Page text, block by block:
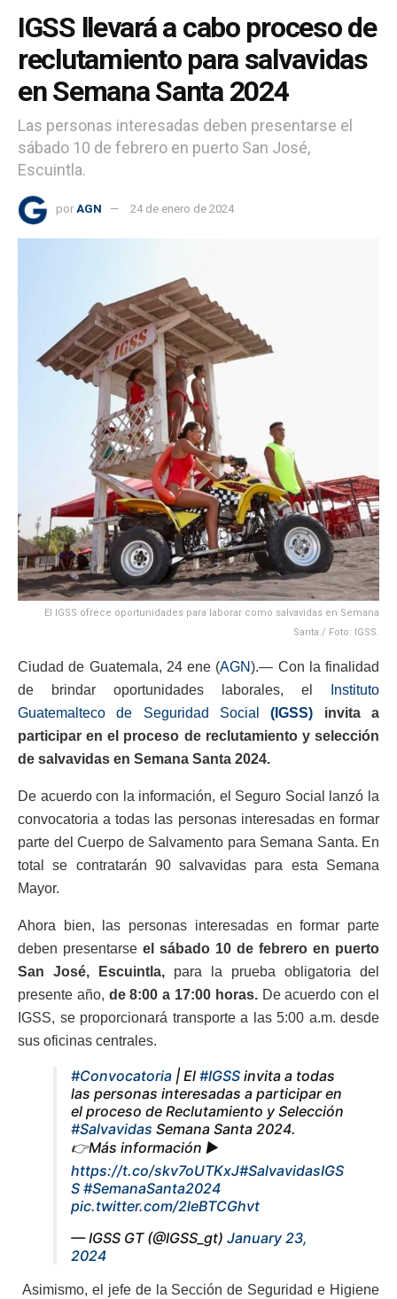
IGSS llevará a cabo proceso de
reclutamiento para salvavidas
en Semana Santa 2024
Las personas interesadas deben presentarse el
sábado 10 de febrero en puerto San José,
Escuintla.
por AGN 24 de enero de 2024
El IGSS ofrece oportunidades para laborar como salvavidas en Semana
Santa./ Foto: IGSS.
Ciudad de Guatemala, 24 ene (AGN).— Con la finalidad
de brindar oportunidades laborales, el
Instituto
Guatemalteco de Seguridad Social(IGSS) invita a
participar en el proceso de reclutamiento y selección
de salvavidas en Semana Santa 2024.
De acuerdo con la información, el Seguro Social lanzó la
convocatoria a todas las personas interesadas en formar
parte del Cuerpo de Salvamento para Semana Santa. En
total se contratarán 90 salvavidas para esta Semana
Mayor.
Ahora bien, las personas interesadas en formar parte
deben presentarse el sábado 10 de febrero en puerto
San José, Escuintla, para la prueba obligatoria del
presente año, de 8:00 a 17:00 horas.De acuerdo con el
IGSS, se proporcionará transporte a las 5:00 a.m. desde
sus oficinas centrales.
#Convocatoria | El #IGSS invita a todas
las personas interesadas a participar en
el proceso de Reclutamiento y Selección
#Salvavidas Semana Santa 2024.
👉Más información ►
https://t.co/skv7oUTKxJ#SalvavidasIGS
S #SemanaSanta2024
pic.twitter.com/2leBTCGhvt
— IGSS GT (@IGSS_gt) January 23,
2024
Asimismo, el jefe de la Sección de Seguridad e Higiene